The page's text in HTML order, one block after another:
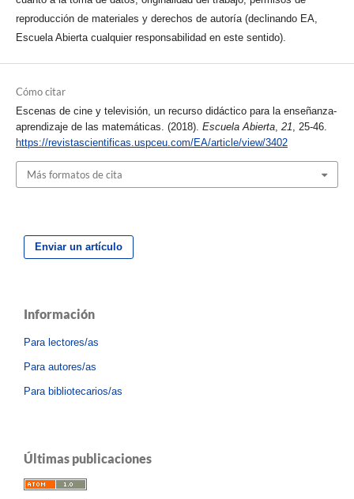
reproducción de materiales y derechos de autoría (declinando EA,
Escuela Abierta cualquier responsabilidad en este sentido).
Cómo citar
Escenas de cine y televisión, un recurso didáctico para la enseñanza-
aprendizaje de las matemáticas. (2018). Escuela Abierta, 21 , 25-46.
https://revistascientificas.uspceu.com/EA/article/view/3402
Más formatos de cita
Enviar un artículo
Información
Para lectores/as
Para autores/as
Para bibliotecarios/as
Últimas publicaciones